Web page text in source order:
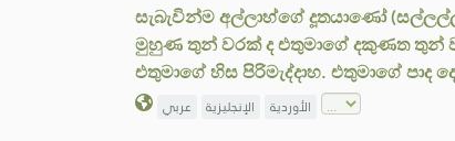
සැබැවින්ම අල්ලාහ්ගේ දූතයාණෝ
මුහුණ තුන් වරක් ද එතුමාගේ දකුණත තුන්
එතුමාගේ හිස පිරිමැද්දාහ. එතුමාගේ පාද
عربي الإنجليزية الأوردية